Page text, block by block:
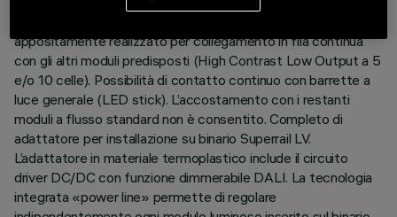
appositamente realizzato per collegamento in fila continua
con gli altri moduli predisposti (High Contrast Low Output a 5
e/o 10 celle). Possibilità di contatto continuo con barrette a
luce generale (LED stick). L’accostamento con i restanti
moduli a flusso standard non è consentito. Completo di
adattatore per installazione su binario Superrail LV.
L’adattatore in materiale termoplastico include il circuito
driver DC/DC con funzione dimmerabile DALI. La tecnologia
integrata «power line» permette di regolare